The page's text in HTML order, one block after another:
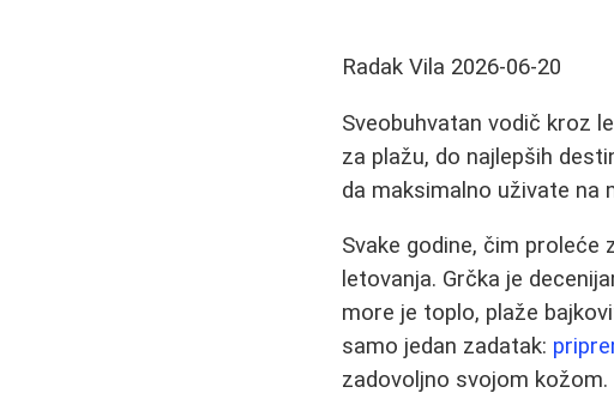
Radak Vila 2026-06-20
Sveobuhvatan vodič kroz
za plažu, do najlepših
da maksimalno uživate na
Svake godine, čim
letovanja. Grčka je
more je toplo, plaže
samo jedan zadatak:
zadovoljno svojom